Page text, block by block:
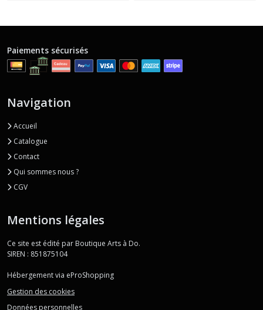
Paiements sécurisés
Navigation
Accueil
Catalogue
Contact
Qui sommes nous ?
CGV
Mentions légales
Ce site est édité par Boutique Arts à Do.
SIREN : 851875104
Hébergement via eProShopping
Gestion des cookies
Données personnelles